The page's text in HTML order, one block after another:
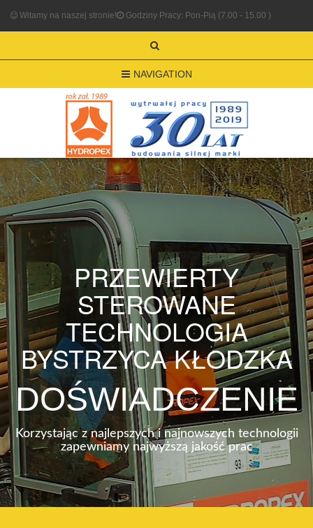
Witamy na naszej stronie! Godziny Pracy: Pon-Pią (7.00 - 15.00 )
NAVIGATION
PRZEWIERTY
STEROWANE
TECHNOLOGIA
BYSTRZYCA KŁODZKA
DOŚWIADCZENIE
Korzystając z najlepszych i najnowszych technologii
zapewniamy najwyższą jakość prac